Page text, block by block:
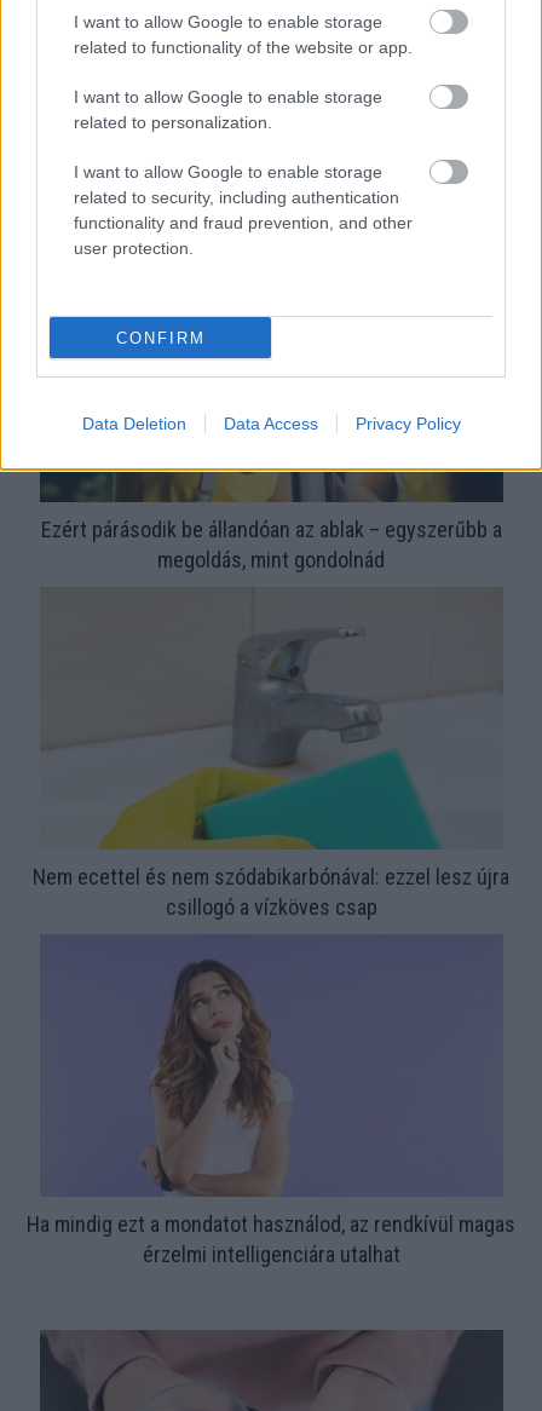
I want to allow Google to enable storage
related to functionality of the website or app.
I want to allow Google to enable storage
related to personalization.
I want to allow Google to enable storage
related to security, including authentication
functionality and fraud prevention, and other
user protection.
CONFIRM
Data Deletion Data Access Privacy Policy
söpörd a szőnyeg alá
Ezért párásodik be állandóan az ablak – egyszerűbb a
megoldás, mint gondolnád
Nem ecettel és nem szódabikarbónával: ezzel lesz újra
csillogó a vízköves csap
Ha mindig ezt a mondatot használod, az rendkívül magas
érzelmi intelligenciára utalhat